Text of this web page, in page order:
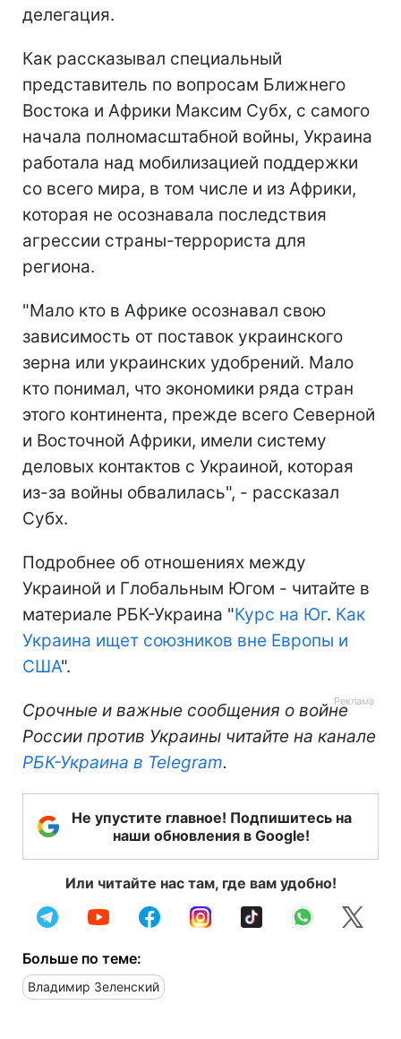
делегация.
Как рассказывал специальный
представитель по вопросам Ближнего
Востока и Африки Максим Субх, с самого
начала полномасштабной войны, Украина
работала над мобилизацией поддержки
со всего мира, в том числе и из Африки,
которая не осознавала последствия
агрессии страны-террориста для
региона.
"Мало кто в Африке осознавал свою
зависимость от поставок украинского
зерна или украинских удобрений. Мало
кто понимал, что экономики ряда стран
этого континента, прежде всего Северной
и Восточной Африки, имели систему
деловых контактов с Украиной, которая
из-за войны обвалилась", - рассказал
Субх.
Подробнее об отношениях между
Украиной и Глобальным Югом - читайте в
материале РБК-Украина "Курс на Юг. Как
Украина ищет союзников вне Европы и
США".
Срочные и важные сообщения о войне
России против Украины читайте на канале
РБК-Украина в Telegram.
Не упустите главное! Подпишитесь на
наши обновления в Google!
Или читайте нас там, где вам удобно!
Больше по теме:
Владимир Зеленский